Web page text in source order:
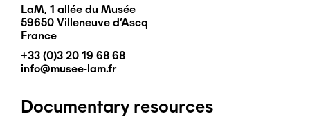
LaM, 1 allée du Musée
59650 Villeneuve d'Ascq
France
+33 (0)3 20 19 68 68
info@musee-lam.fr
Documentary resources